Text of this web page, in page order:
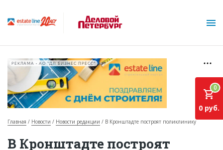
О проекте
РЕКЛАМА • АО "ДП БИЗНЕС ПРЕСС"
Главная Новости Новости редакции В Кронштадте построят поликлинику
В Кронштадте построят
0
0 руб.